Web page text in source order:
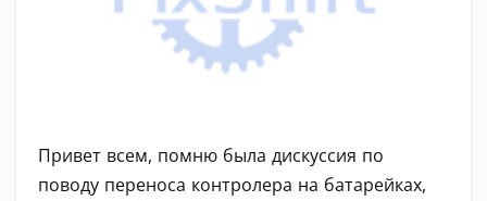
Привет всем, помню была дискуссия по
поводу переноса контролера на батарейках,